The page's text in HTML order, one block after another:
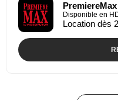
PremiereMax
Disponible en
Location dès